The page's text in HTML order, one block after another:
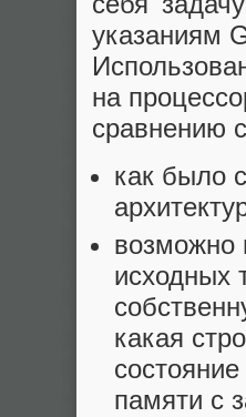
указаниям
на
сравнению
как было
возможно
исходных
какая
памяти с